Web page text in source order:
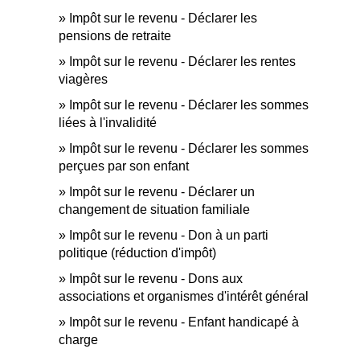
Impôt sur le revenu - Déclarer les
pensions de retraite
Impôt sur le revenu - Déclarer les rentes
viagères
Impôt sur le revenu - Déclarer les sommes
liées à l'invalidité
Impôt sur le revenu - Déclarer les sommes
perçues par son enfant
Impôt sur le revenu - Déclarer un
changement de situation familiale
Impôt sur le revenu - Don à un parti
politique (réduction d'impôt)
Impôt sur le revenu - Dons aux
associations et organismes d'intérêt général
Impôt sur le revenu - Enfant handicapé à
charge